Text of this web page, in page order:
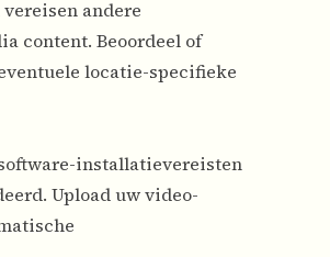
andere
content. Beoordeel of
locatie-specifieke
installatievereisten
Upload uw video-